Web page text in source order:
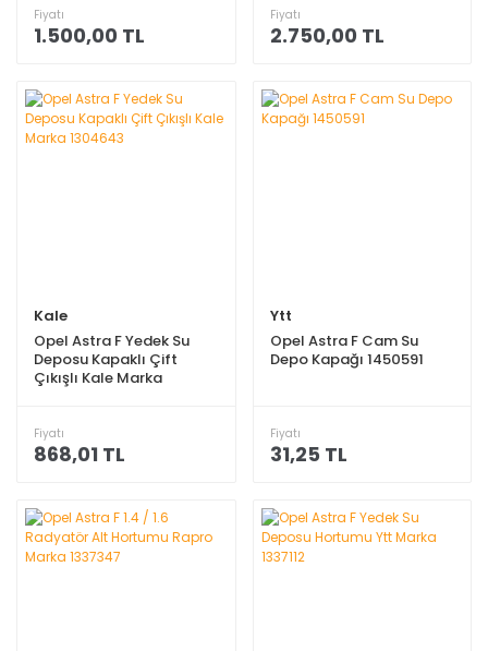
Fiyatı
1.500,00 TL
Fiyatı
2.750,00 TL
Kale
Opel Astra F Yedek Su
Deposu Kapaklı Çift
Çıkışlı Kale Marka
Fiyatı
868,01 TL
Ytt
Opel Astra F Cam Su
Depo Kapağı 1450591
Fiyatı
31,25 TL